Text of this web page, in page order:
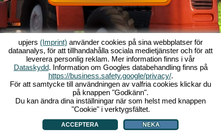
Om My Free Farm|Historien bakom webbläsarenspelet|Funktionerna|
GTC Kontakt/Credits|Datasäkerhetspolicy|Regler|Forum| Support|
Google Play|App Store|Webbläsarspel - upjers.com
|Hantera Cookies
upjers (Imprint) använder cookies på sina webbplatser för
dataanalys, för att tillhandahålla sociala medietjänster och för att
leverera personlig reklam. Mer information finns i vår
Dataskydd. Information om Googles databehandling finns på
https://business.safety.google/privacy/.
För att samtycke till användningen av valfria cookies klickar du
på knappen "Godkänn".
Du kan ändra dina inställningar när som helst med knappen
"Cookie" i verktygsfältet.
ACCEPTERA NEKA